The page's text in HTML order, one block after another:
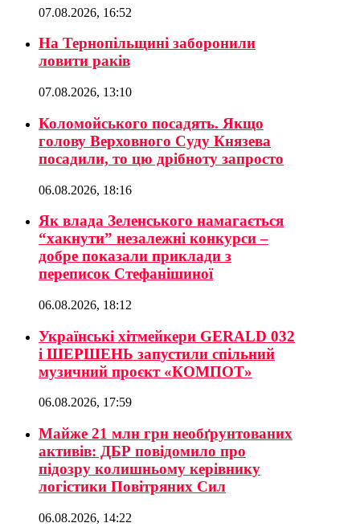
07.08.2026, 16:52
На Тернопільщині заборонили
ловити раків
07.08.2026, 13:10
Коломойського посадять. Якщо
голову Верховного Суду Князева
посадили, то цю дрібноту запросто
06.08.2026, 18:16
Як влада Зеленського намагається
“хакнути” незалежні конкурси –
добре показали приклади з
переписок Стефанішиної
06.08.2026, 18:12
Українські хітмейкери GERALD 032
і ШЕРШЕНЬ запустили спільний
музичний проєкт «КОМПОТ»
06.08.2026, 17:59
Майже 21 млн грн необґрунтованих
активів: ДБР повідомило про
підозру колишньому керівнику
логістики Повітряних Сил
06.08.2026, 14:22